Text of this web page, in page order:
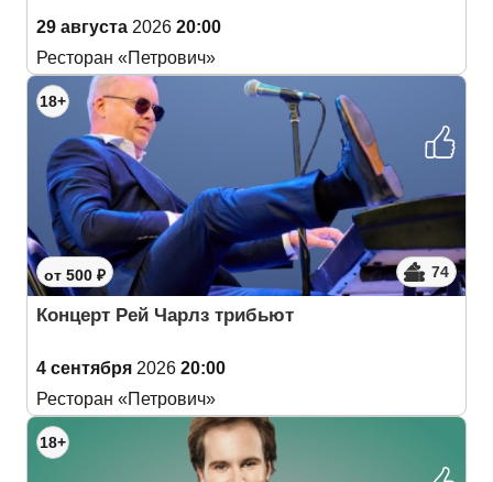
29 августа 2026 20:00
Ресторан «Петрович»
18+
от 500 ₽ 74
Концерт Рей Чарлз трибьют
4 сентября 2026 20:00
Ресторан «Петрович»
18+